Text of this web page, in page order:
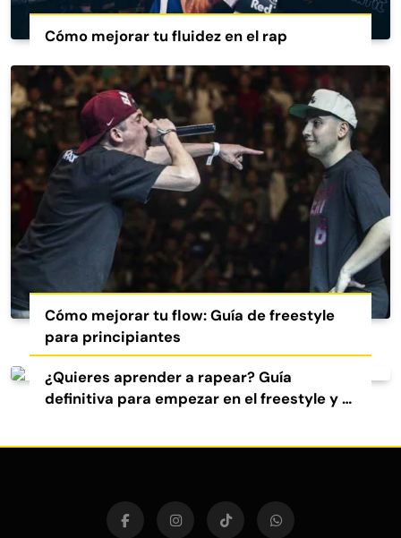
Cómo mejorar tu fluidez en el rap
Cómo mejorar tu flow: Guía de freestyle
para principiantes
¿Quieres aprender a rapear? Guía
definitiva para empezar en el freestyle y el